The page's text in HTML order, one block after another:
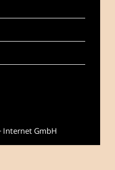
Internet GmbH